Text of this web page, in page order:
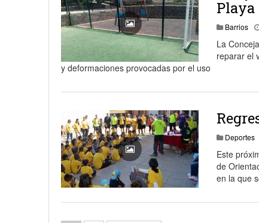
Playa
Barrios
La
reparar el
y deformaciones provocadas por el uso
Deportes
Este
de
en la que